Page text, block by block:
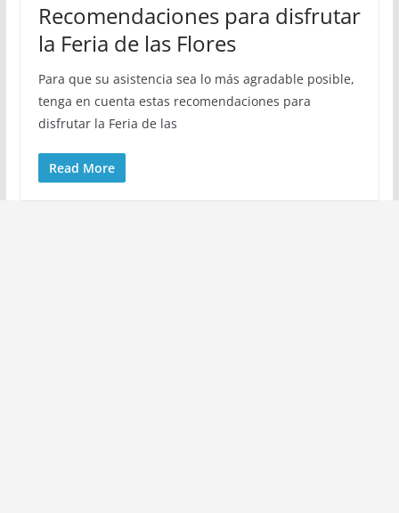
Recomendaciones para disfrutar
la Feria de las Flores
Para que su asistencia sea lo más agradable posible,
tenga en cuenta estas recomendaciones para
disfrutar la Feria de las
Read More